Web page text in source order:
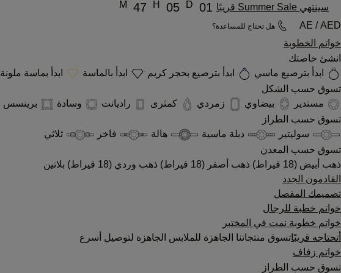
سينتهي Summer Sale قريبًا 01
D
05
H
47
M
AE / AED
هل تحتاج للمساعدة؟
خواتم الخطوبة
انشئ خاصتك
ابدأ بترصيع ماسي
ابدأ بترصيع بحجر كريم ابدأ بالماسة ابدأ بماسة ملونة
تسوق حسب الشكل
مستدير
بيضاوي زمردي كمثرى راديانت وسادة برينسس
تسوق حسب الطراز
سوليتير
دبلة ماسية هالة فاخر
ثلاثي
تسوق حسب المعدن
ذهب أبيض (18 قيراط)
ذهب أصفر (18 قيراط) ذهب وردي (18 قيراط)
بلاتين
القادمون الجدد
تصميمك المفصل
خواتم خطبة للرجال
خواتم خطوبة نمت في المختبر
أتحتاجه قريبًاتسوق منتجاتنا الجاهزة للملابس الجاهزة لتوصيل أسرع
خواتم زفاف
تسوق حسب الطراز